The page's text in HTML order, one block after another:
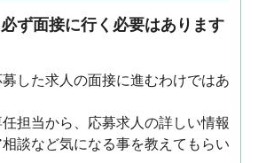
ず面接に行く必要はあります
した求人の面接に進むわけではあ
担当から、応募求人の詳しい情報
談など気になる事を教えてもらい